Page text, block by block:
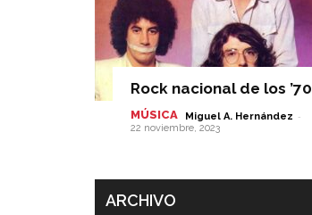
Rock nacional de los ’70
MÚSICA Miguel A. Hernández -
22 noviembre, 2023
ARCHIVO